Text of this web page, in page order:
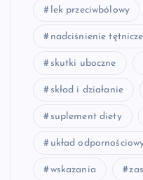
lek przeciwbólowy
nadciśnienie tętnicze
skutki uboczne
skład i działanie
suplement diety
układ
wskazania